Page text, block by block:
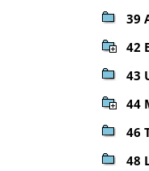
39
42
43
44
46
48